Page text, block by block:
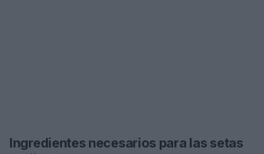
Ingredientes necesarios para las setas